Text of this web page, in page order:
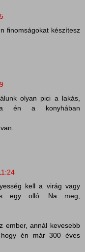
finomságokat készítesz
olyan pici a lakás,
én a konyhában
kell a virág vagy
egy olló. Na meg,
ember, annál kevesebb
én már 300 éves